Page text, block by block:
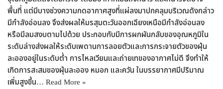
พื้นที่ แต่มีบางช่วงความกดอากาศสูงที่แผ่ลงมาปกคลุมบริเวณดังกล่าว
มีกำลังอ่อนลง จึงส่งผลให้มรสุมตะวันออกเฉียงเหนือมีกำลังอ่อนลง
หรือมีลมสงบตามไปด้วย ประกอบกับมีการผกผันกลับของอุณหภูมิใน
ระดับล่างส่งผลให้ระดับเพดานการลอยตัวและการกระจายตัวของฝุ่น
ละอองอยู่ในระดับต่ำ การไหลเวียนและถ่ายเทของอากาศไม่ดี จึงทำให้
เกิดการสะสมของฝุ่นละออง หมอก และควัน ในบรรยากาศมีปริมาณ
เพิ่มสูงขึ้น… Read More »